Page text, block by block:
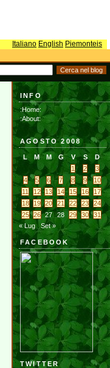
Italiano English Piemonteis
INFO
:Home:
:About:
AGOSTO 2008
L M M G V S
D
1
2
3
4
5 6 7 8 9
10
11
12 13 14 15 16
17
18
19 20 21 22 23
24
25
26 27 28 29 30
31
« Lug
Set »
FACEBOOK
TWITTER